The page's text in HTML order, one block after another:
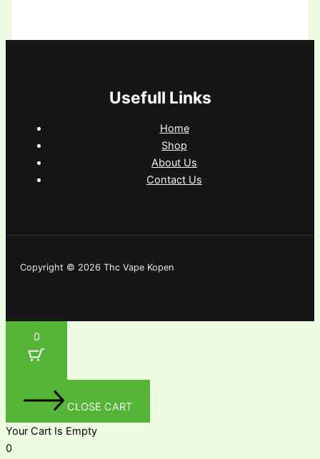
Usefull Links
Home
Shop
About Us
Contact Us
Copyright © 2026 Thc Vape Kopen
0
CLOSE CART
Your Cart Is Empty
0